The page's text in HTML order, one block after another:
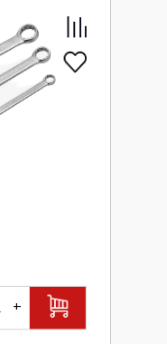
+